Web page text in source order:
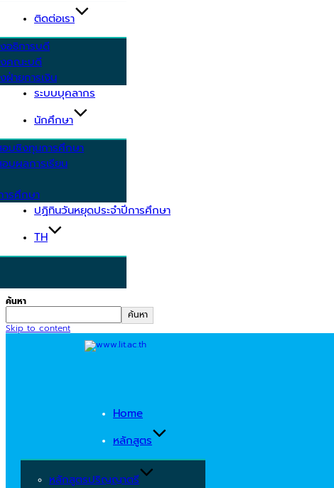
ติดต่อเรา
อธิการบดี
คณะบดี
ฝ่ายการเงิน
ระบบบุคลากร
นักศึกษา
บชิงทุนการศึกษา
บผลการเรียน
รศึกษา
ปฏิทินวันหยุดประจำปีการศึกษา
TH
ค้นหา
ค้นหา
Skip to content
Home
หลักสูตร
หลักสูตรปริญญาตรี